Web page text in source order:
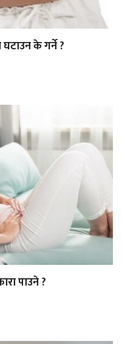
घटाउन के गर्ने ?
पाउने ?